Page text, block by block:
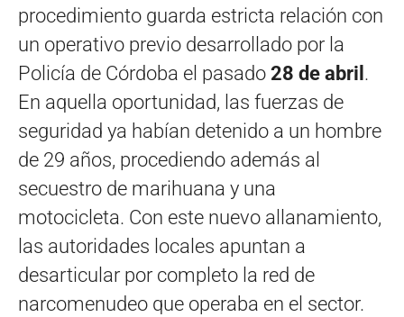
procedimiento guarda estricta relación con
un operativo previo desarrollado por la
Policía de Córdoba el pasado 28 de abril .
En aquella oportunidad, las fuerzas de
seguridad ya habían detenido a un hombre
de 29 años, procediendo además al
secuestro de marihuana y una
motocicleta. Con este nuevo allanamiento,
las autoridades locales apuntan a
desarticular por completo la red de
narcomenudeo que operaba en el sector.